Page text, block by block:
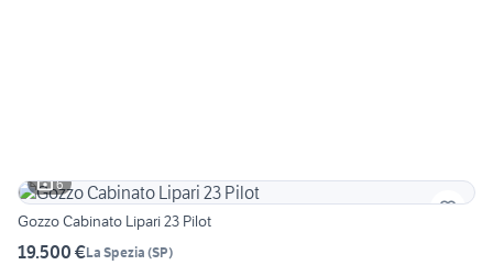
6
Gozzo Cabinato Lipari 23 Pilot
19.500 €La Spezia (SP)